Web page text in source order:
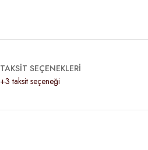
TAKSİT SEÇENEKLERİ
+3 taksit seçeneği